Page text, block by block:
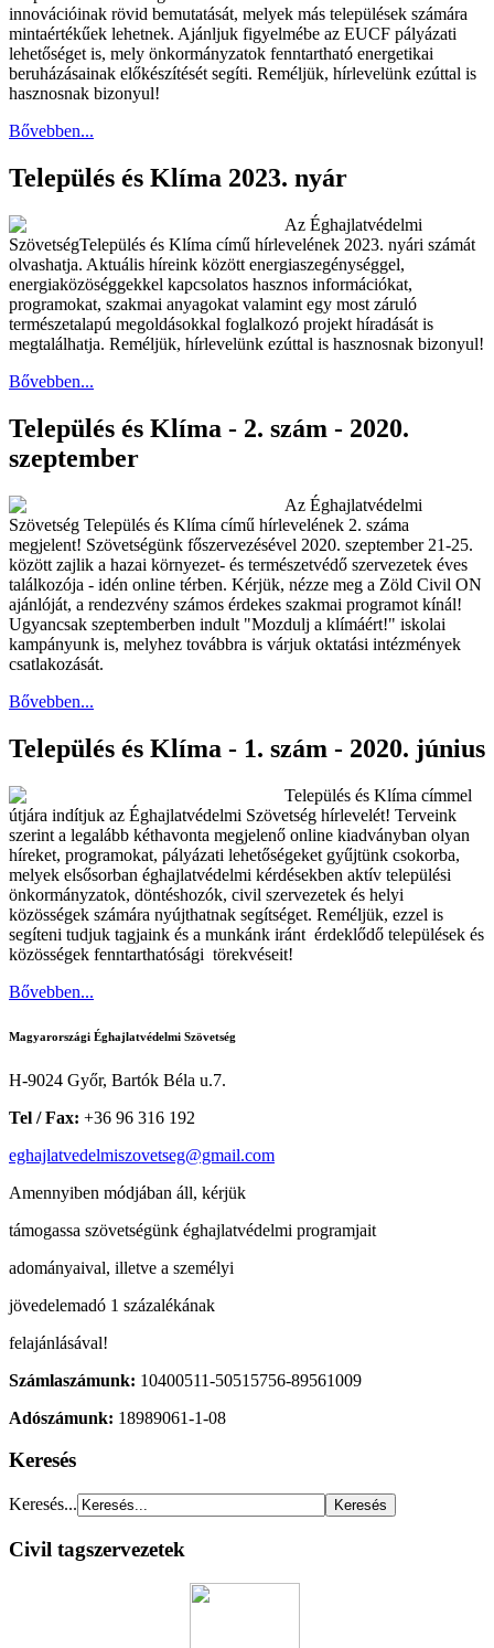
innovációinak rövid bemutatását, melyek más települések számára
mintaértékűek lehetnek. Ajánljuk figyelmébe az EUCF pályázati
lehetőséget is, mely önkormányzatok fenntartható energetikai
beruházásainak előkészítését segíti. Reméljük, hírlevelünk ezúttal is
hasznosnak bizonyul!
Bővebben...
Település és Klíma 2023. nyár
Az Éghajlatvédelmi
SzövetségTelepülés és Klíma című hírlevelének 2023. nyári számát
olvashatja. Aktuális híreink között energiaszegénységgel,
energiaközöséggekkel kapcsolatos hasznos információkat,
programokat, szakmai anyagokat valamint egy most záruló
természetalapú megoldásokkal foglalkozó projekt híradását is
megtalálhatja. Reméljük, hírlevelünk ezúttal is hasznosnak bizonyul!
Bővebben...
Település és Klíma - 2. szám - 2020.
szeptember
Az Éghajlatvédelmi
Szövetség Település és Klíma című hírlevelének 2. száma
megjelent! Szövetségünk főszervezésével 2020. szeptember 21-25.
között zajlik a hazai környezet- és természetvédő szervezetek éves
találkozója - idén online térben. Kérjük, nézze meg a Zöld Civil ON
ajánlóját, a rendezvény számos érdekes szakmai programot kínál!
Ugyancsak szeptemberben indult "Mozdulj a klímáért!" iskolai
kampányunk is, melyhez továbbra is várjuk oktatási intézmények
csatlakozását.
Bővebben...
Település és Klíma - 1. szám - 2020. június
Település és Klíma címmel
útjára indítjuk az Éghajlatvédelmi Szövetség hírlevelét! Terveink
szerint a legalább kéthavonta megjelenő online kiadványban olyan
híreket, programokat, pályázati lehetőségeket gyűjtünk csokorba,
melyek elsősorban éghajlatvédelmi kérdésekben aktív települési
önkormányzatok, döntéshozók, civil szervezetek és helyi
közösségek számára nyújthatnak segítséget. Reméljük, ezzel is
segíteni tudjuk tagjaink és a munkánk iránt érdeklődő települések és
közösségek fenntarthatósági törekvéseit!
Bővebben...
Magyarországi Éghajlatvédelmi Szövetség
H-9024 Győr, Bartók Béla u.7.
Tel / Fax: +36 96 316 192
eghajlatvedelmiszovetseg@gmail.com
Amennyiben módjában áll, kérjük
támogassa szövetségünk éghajlatvédelmi programjait
adományaival, illetve a személyi
jövedelemadó 1 százalékának
felajánlásával!
Számlaszámunk: 10400511-50515756-89561009
Adószámunk: 18989061-1-08
Keresés
Keresés...
Civil tagszervezetek